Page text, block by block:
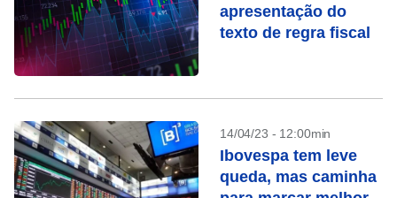
apresentação do
texto de regra fiscal
14/04/23 - 12:00min
Ibovespa tem leve
queda, mas caminha